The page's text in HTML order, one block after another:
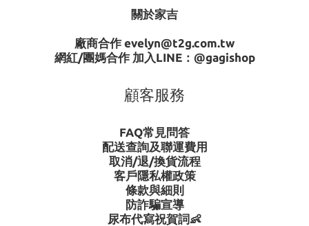
關於家吉
廠商合作 evelyn@t2g.com.tw
網紅/團媽合作 加入LINE： @gagishop
顧客服務
FAQ常見問答
配送查詢及聯運費用
取消/退/換貨流程
客戶隱私權政策
條款與細則
防詐騙宣導
尿布代寫祝賀詞👶